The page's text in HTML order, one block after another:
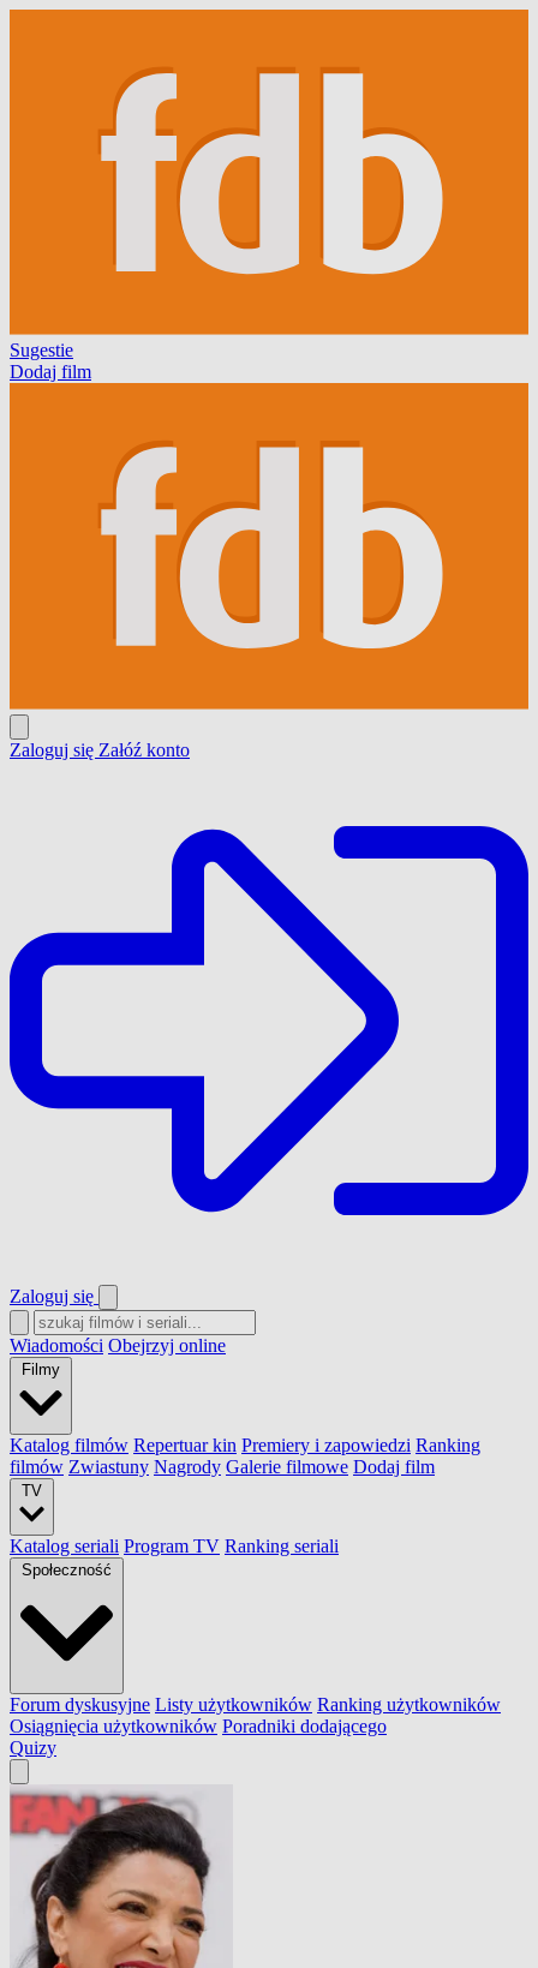
Sugestie
Dodaj film
Zaloguj się Załóź konto
Zaloguj się
Wiadomości Obejrzyj online
Filmy
Katalog filmów Repertuar kin Premiery i zapowiedzi Ranking
filmów Zwiastuny Nagrody Galerie filmowe Dodaj film
TV
Katalog seriali Program TV Ranking seriali
Społeczność
Forum dyskusyjne Listy użytkowników Ranking użytkowników
Osiągnięcia użytkowników Poradniki dodającego
Quizy